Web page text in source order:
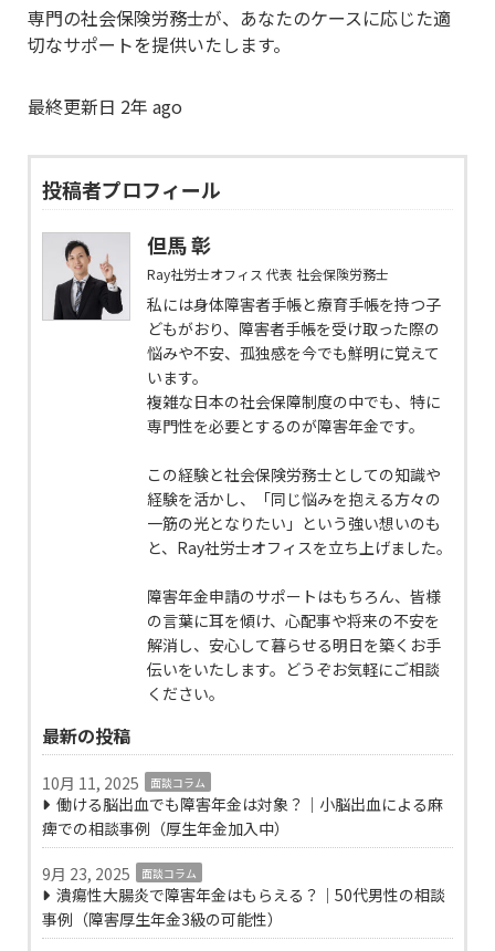
専門の社会保険労務士が、あなたのケースに応じた適
切なサポートを提供いたします。
最終更新日 2年 ago
投稿者プロフィール
但馬 彰
Ray社労士オフィス 代表 社会保険労務士
私には身体障害者手帳と療育手帳を持つ子
どもがおり、障害者手帳を受け取った際の
悩みや不安、孤独感を今でも鮮明に覚えて
います。
複雑な日本の社会保障制度の中でも、特に
専門性を必要とするのが障害年金です。
この経験と社会保険労務士としての知識や
経験を活かし、「同じ悩みを抱える方々の
一筋の光となりたい」という強い想いのも
と、Ray社労士オフィスを立ち上げました。
障害年金申請のサポートはもちろん、皆様
の言葉に耳を傾け、心配事や将来の不安を
解消し、安心して暮らせる明日を築くお手
伝いをいたします。どうぞお気軽にご相談
ください。
最新の投稿
10月 11, 2025 面談コラム
働ける脳出血でも障害年金は対象？｜小脳出血による麻
痺での相談事例（厚生年金加入中）
9月 23, 2025 面談コラム
潰瘍性大腸炎で障害年金はもらえる？｜50代男性の相談
事例（障害厚生年金3級の可能性）